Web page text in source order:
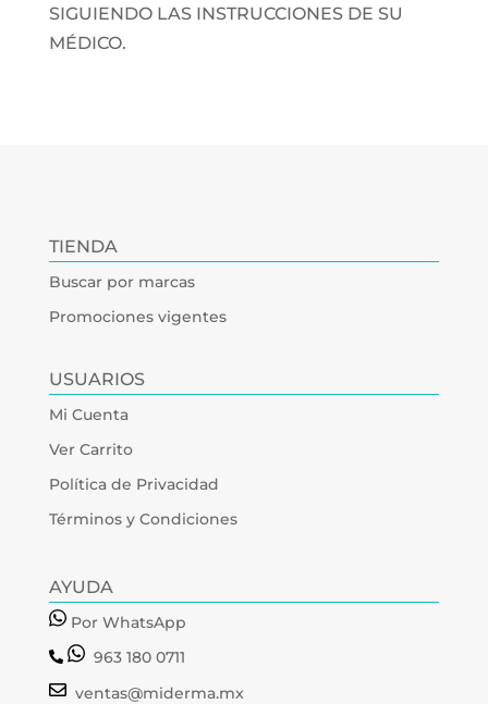
SIGUIENDO LAS INSTRUCCIONES DE SU
MÉDICO.
TIENDA
Buscar por marcas
Promociones vigentes
USUARIOS
Mi Cuenta
Ver Carrito
Política de Privacidad
Términos y Condiciones
AYUDA
Por WhatsApp
963 180 0711
ventas@miderma.mx